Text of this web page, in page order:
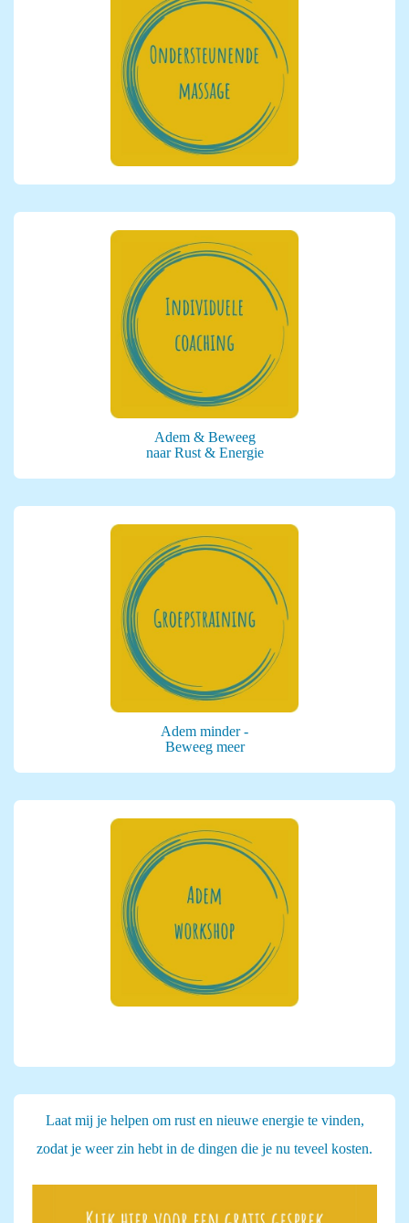
Adem & Beweeg
naar Rust & Energie
Adem minder -
Beweeg meer
Laat mij je helpen om rust en nieuwe energie te vinden,
zodat je weer zin hebt in de dingen die je nu teveel kosten.